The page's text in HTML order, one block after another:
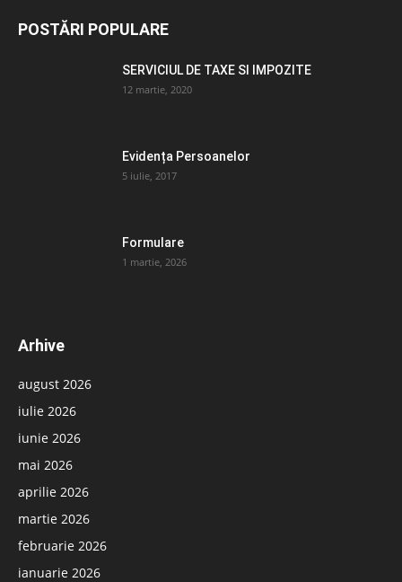
POSTĂRI POPULARE
SERVICIUL DE TAXE SI IMPOZITE
12 martie, 2020
Evidența Persoanelor
5 iulie, 2017
Formulare
1 martie, 2026
Arhive
august 2026
iulie 2026
iunie 2026
mai 2026
aprilie 2026
martie 2026
februarie 2026
ianuarie 2026